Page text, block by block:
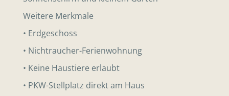
Weitere Merkmale
• Erdgeschoss
• Nichtraucher-Ferienwohnung
• Keine Haustiere erlaubt
• PKW-Stellplatz direkt am Haus